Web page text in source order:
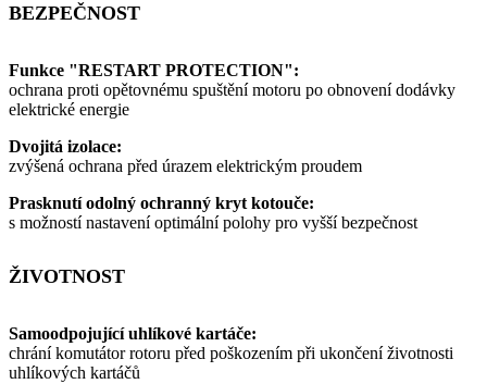
BEZPEČNOST
Funkce "RESTART PROTECTION":
ochrana proti opětovnému spuštění motoru po obnovení dodávky
elektrické energie
Dvojitá izolace:
zvýšená ochrana před úrazem elektrickým proudem
Prasknutí odolný ochranný kryt kotouče:
s možností nastavení optimální polohy pro vyšší bezpečnost
ŽIVOTNOST
Samoodpojující uhlíkové kartáče:
chrání komutátor rotoru před poškozením při ukončení životnosti
uhlíkových kartáčů